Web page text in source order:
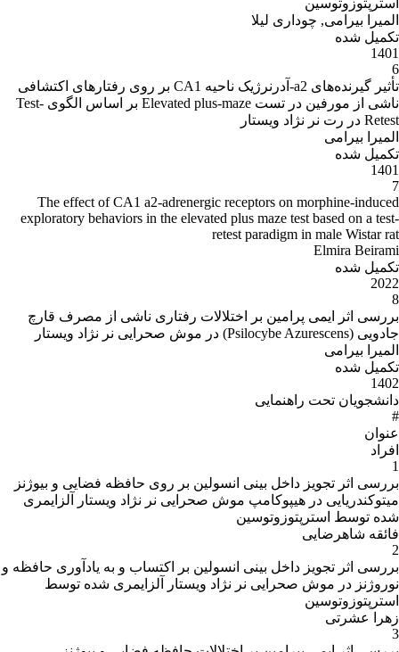
استرپتوزوتوسین
المیرا بیرامی, چوداری لیلا
تکمیل شده
1401
6
تأثیر گیرنده‌های a2-آدرنرژیک ناحیه CA1 بر روی رفتارهای اکتشافی
ناشی از مورفین در تست Elevated plus-maze بر اساس الگوی Test-
Retest در رت نر نژاد ویستار
المیرا بیرامی
تکمیل شده
1401
7
The effect of CA1 a2-adrenergic receptors on morphine-induced
exploratory behaviors in the elevated plus maze test based on a test-
retest paradigm in male Wistar rat
Elmira Beirami
تکمیل شده
2022
8
بررسی اثر ایمی پرامین بر اختلالات رفتاری ناشی از مصرف قارچ
جادویی (Psilocybe Azurescens) در موش صحرایی نر نژاد ویستار
المیرا بیرامی
تکمیل شده
1402
دانشجویان تحت راهنمایی
#
عنوان
افراد
1
بررسی اثر تجویز داخل بینی انسولین بر روی حافظه فضایی و بیوژنز
میتوکندریایی در هیپوکامپ موش صحرایی نر نژاد ویستار آلزایمری
شده توسط استرپتوزوتوسین
فائقه شاهرضایی
2
بررسی اثر تجویز داخل بینی انسولین بر اکتساب و به یادآوری حافظه و
نوروژنز در موش صحرایی نر نژاد ویستار آلزایمری شده توسط
استرپتوزوتوسین
زهرا عشرتی
3